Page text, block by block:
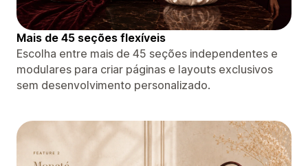
Mais de 45 seções flexíveis
Escolha entre mais de 45 seções independentes e
modulares para criar páginas e layouts exclusivos
sem desenvolvimento personalizado.